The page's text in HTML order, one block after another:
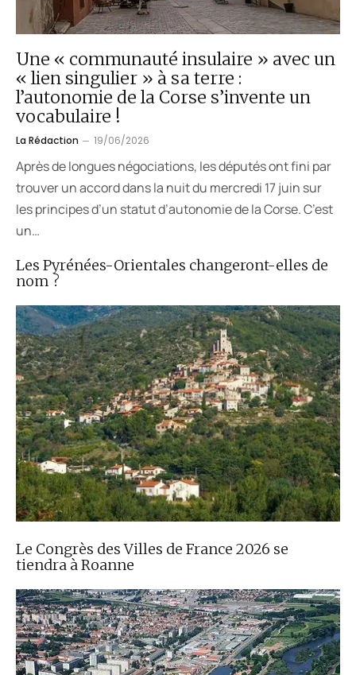
Les Pyrénées-Orientales changeront-elles de
nom ?
Le Congrès des Villes de France 2026 se
tiendra à Roanne
Une « communauté insulaire » avec un
« lien singulier » à sa terre :
l’autonomie de la Corse s’invente un
vocabulaire !
La Rédaction 19/06/2026
Après de longues négociations, les députés ont fini par
trouver un accord dans la nuit du mercredi 17 juin sur
les principes d’un statut d’autonomie de la Corse. C’est
un…